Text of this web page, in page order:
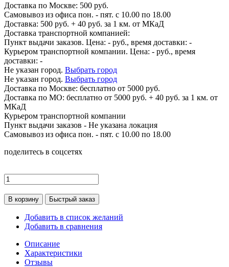
Доставка по Москве: 500 руб.
Самовывоз из офиса пон. - пят. с 10.00 по 18.00
Доставка: 500 руб. + 40 руб. за 1 км. от МКаД
Доставка транспортной компанией:
Пункт выдачи заказов. Цена: - руб., время доставки: -
Курьером транспортной компании. Цена: - руб., время
доставки: -
Не указан город. Выбрать город
Не указан город. Выбрать город
Доставка по Москве: бесплатно от 5000 руб.
Доставка по МО: бесплатно от 5000 руб. + 40 руб. за 1 км. от
МКаД
Курьером транспортной компании
Пункт выдачи заказов - Не указана локация
Самовывоз из офиса пон. - пят. с 10.00 по 18.00
поделитесь в соцсетях
В корзину Быстрый заказ
Добавить в список желаний
Добавить в сравнения
Описание
Характеристики
Отзывы